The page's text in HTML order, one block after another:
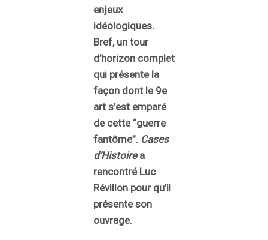
enjeux
idéologiques.
Bref, un tour
d’horizon complet
qui présente la
façon dont le 9e
art s’est emparé
de cette “guerre
fantôme”. Cases
d’Histoirea
rencontré Luc
Révillon pour qu’il
présente son
ouvrage.